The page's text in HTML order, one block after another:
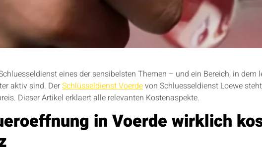
eines der sensibelsten Themen – und ein Bereich, in
aktiv sind. DerSchlüsseldienst Voerdevon Schluesseldienst Loewe
Dieser Artikel erklaert alle relevanten Kostenaspekte.
in Voerde wirklich